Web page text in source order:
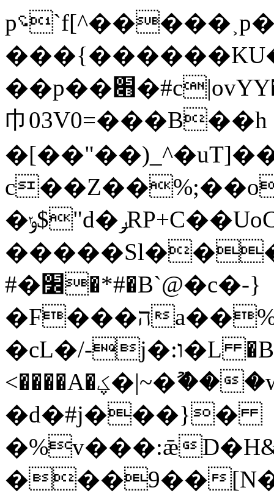
p؝`f[^�����˲p�h�;-
��p��׋�#c|ovYY�R�Rw���o9b�ն��b�̷�@����Zy�w�44qZ��z�F�o�d/>b�(3�j\���
巾03V0=���B��h
�ݸ$"d�ݛRP+C��UoCy03�l J���m9���r!A�u�.�qfH��W��m��o|lV��Pԭ�&��C�����/8���~�6�a_���8�2W��a
#�׼�*#�B`@�c�-}
�F���הa��%p�I���%��/
�cL�/-j�:ו�L �B���8�9� ̼,�m��l]8�lN:
<����A�ؼ�|~�ޫ���w̼7�i߂`����5��X���E�2�o�
�d�#j���}�
�%v���:ǣ
���9��